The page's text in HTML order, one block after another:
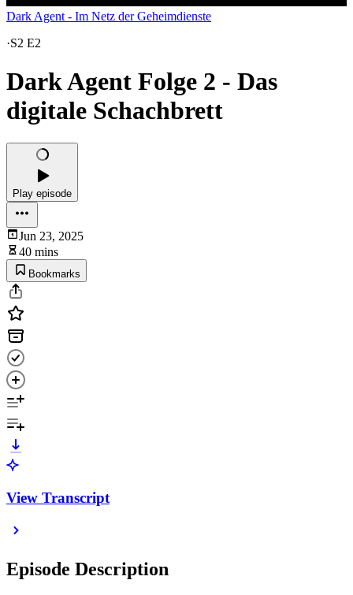
Dark Agent - Im Netz der Geheimdienste
·S2 E2
Dark Agent Folge 2 - Das
digitale Schachbrett
Play episode
Jun 23, 2025
40 mins
Bookmarks
View Transcript
Episode Description